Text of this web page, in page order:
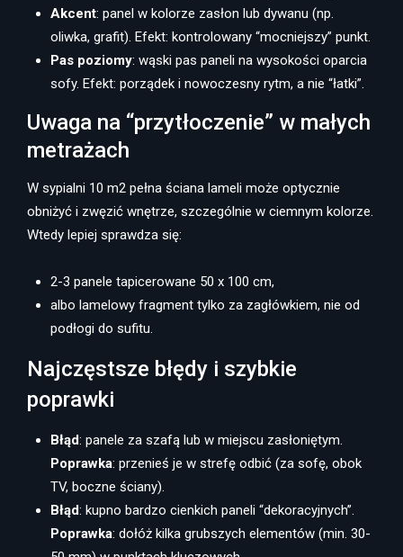
Akcent: panel w kolorze zasłon lub dywanu (np.
oliwka, grafit). Efekt: kontrolowany “mocniejszy” punkt.
Pas poziomy: wąski pas paneli na wysokości oparcia
sofy. Efekt: porządek i nowoczesny rytm, a nie “łatki”.
Uwaga na “przytłoczenie” w małych
metrażach
W sypialni 10 m2 pełna ściana lameli może optycznie
obniżyć i zwęzić wnętrze, szczególnie w ciemnym kolorze.
Wtedy lepiej sprawdza się:
2-3 panele tapicerowane 50 x 100 cm,
albo lamelowy fragment tylko za zagłówkiem, nie od
podłogi do sufitu.
Najczęstsze błędy i szybkie
poprawki
Błąd: panele za szafą lub w miejscu zasłoniętym.
Poprawka: przenieś je w strefę odbić (za sofę, obok
TV, boczne ściany).
Błąd: kupno bardzo cienkich paneli “dekoracyjnych”.
Poprawka: dołóż kilka grubszych elementów (min. 30-